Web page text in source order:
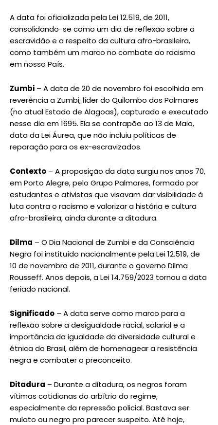
A data foi oficializada pela Lei 12.519, de 2011,
consolidando-se como um dia de reflexão sobre a
escravidão e a respeito da cultura afro-brasileira,
como também um marco no combate ao racismo
em nosso País.
Zumbi – A data de 20 de novembro foi escolhida em
reverência a Zumbi, líder do Quilombo dos Palmares
(no atual Estado de Alagoas), capturado e executado
nesse dia em 1695. Ela se contrapõe ao 13 de Maio,
data da Lei Áurea, que não incluiu políticas de
reparação para os ex-escravizados.
Contexto – A proposição da data surgiu nos anos 70,
em Porto Alegre, pelo Grupo Palmares, formado por
estudantes e ativistas que visavam dar visibilidade à
luta contra o racismo e valorizar a história e cultura
afro-brasileira, ainda durante a ditadura.
Dilma – O Dia Nacional de Zumbi e da Consciência
Negra foi instituído nacionalmente pela Lei 12.519, de
10 de novembro de 2011, durante o governo Dilma
Rousseff. Anos depois, a Lei 14.759/2023 tornou a data
feriado nacional.
Significado – A data serve como marco para a
reflexão sobre a desigualdade racial, salarial e a
importância da igualdade da diversidade cultural e
étnica do Brasil, além de homenagear a resistência
negra e combater o preconceito.
Ditadura – Durante a ditadura, os negros foram
vítimas cotidianas do arbítrio do regime,
especialmente da repressão policial. Bastava ser
mulato ou negro pra parecer suspeito. Até hoje,